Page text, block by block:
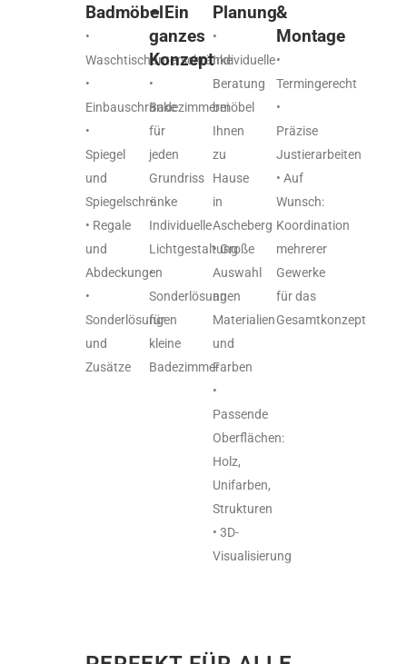
Badmöbel
•
Waschtischunterschränke
•
Einbauschränke
•
Spiegel
und
Spiegelschränke
• Regale
und
Abdeckungen
•
Sonderlösungen
und
Zusätze
– Ein
ganzes
Konzept
•
Badezimmermöbel
für
jeden
Grundriss
•
Individuelle
Lichtgestaltung
•
Sonderlösungen
für
kleine
Badezimmer
Planung
•
Individuelle
Beratung
bei
Ihnen
zu
Hause
in
Ascheberg
• Große
Auswahl
an
Materialien
und
Farben
•
Passende
Oberflächen:
Holz,
Unifarben,
Strukturen
• 3D-
Visualisierung
&
Montage
•
Termingerecht
•
Präzise
Justierarbeiten
• Auf
Wunsch:
Koordination
mehrerer
Gewerke
für das
Gesamtkonzept